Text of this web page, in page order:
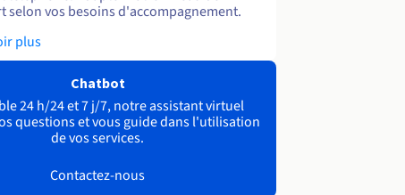
selon vos besoins d'accompagnement.
plus
Chatbot
24 h/24 et 7 j/7, notre assistant virtuel
questions et vous guide dans l'utilisation
de vos services.
Contactez-nous